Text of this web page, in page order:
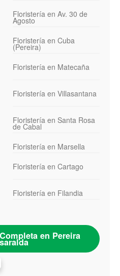
Floristería en Av. 30 de
Agosto
Floristería en Cuba
(Pereira)
Floristería en Matecaña
Floristería en Villasantana
Floristería en Santa Rosa
de Cabal
Floristería en Marsella
Floristería en Cartago
Floristería en Filandia
en Pereira